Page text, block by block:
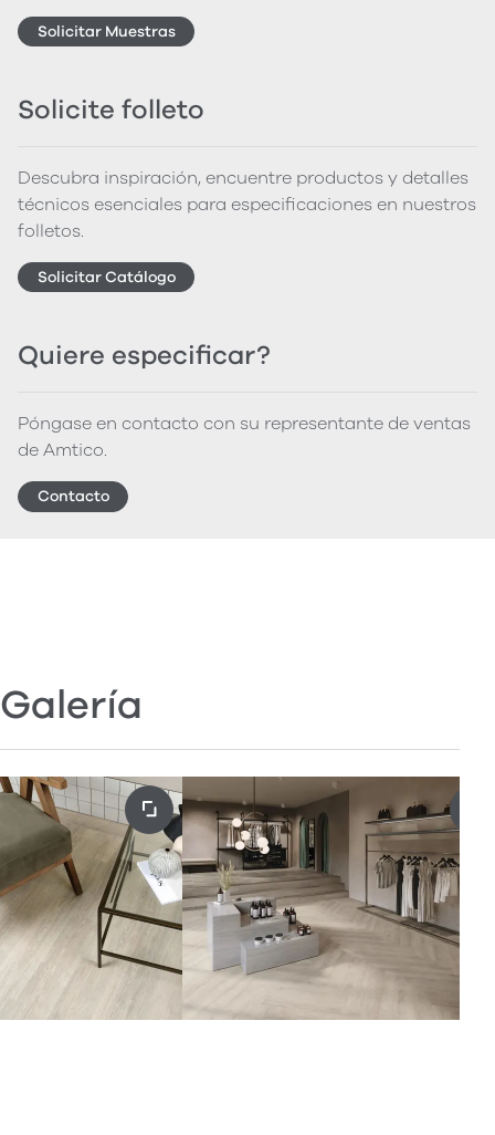
Solicitar Muestras
Solicite folleto
Descubra inspiración, encuentre productos y detalles
técnicos esenciales para especificaciones en nuestros
folletos.
Solicitar Catálogo
Quiere especificar?
Póngase en contacto con su representante de ventas
de Amtico.
Contacto
Galería